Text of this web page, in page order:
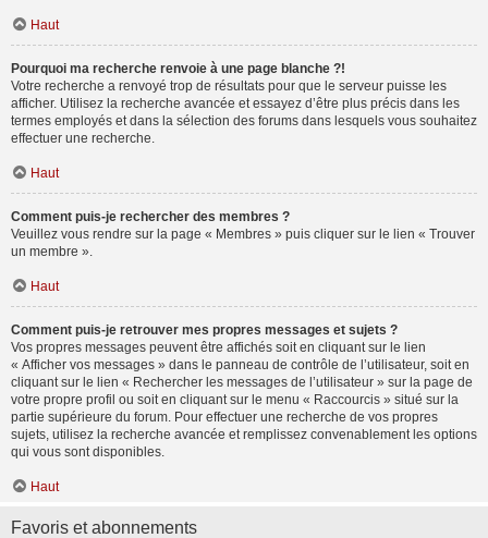
Haut
Pourquoi ma recherche renvoie à une page blanche ?!
Votre recherche a renvoyé trop de résultats pour que le serveur puisse les
afficher. Utilisez la recherche avancée et essayez d’être plus précis dans les
termes employés et dans la sélection des forums dans lesquels vous souhaitez
effectuer une recherche.
Haut
Comment puis-je rechercher des membres ?
Veuillez vous rendre sur la page « Membres » puis cliquer sur le lien « Trouver
un membre ».
Haut
Comment puis-je retrouver mes propres messages et sujets ?
Vos propres messages peuvent être affichés soit en cliquant sur le lien
« Afficher vos messages » dans le panneau de contrôle de l’utilisateur, soit en
cliquant sur le lien « Rechercher les messages de l’utilisateur » sur la page de
votre propre profil ou soit en cliquant sur le menu « Raccourcis » situé sur la
partie supérieure du forum. Pour effectuer une recherche de vos propres
sujets, utilisez la recherche avancée et remplissez convenablement les options
qui vous sont disponibles.
Haut
Favoris et abonnements